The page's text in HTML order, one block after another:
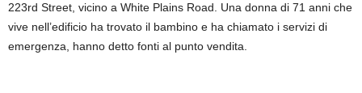
223rd Street, vicino a White Plains Road. Una donna di 71 anni che
vive nell’edificio ha trovato il bambino e ha chiamato i servizi di
emergenza, hanno detto fonti al punto vendita.